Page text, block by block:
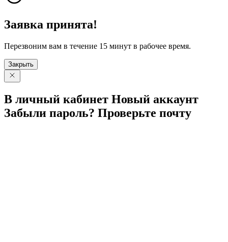
Заявка принята!
Перезвоним вам в течение 15 минут в рабочее время.
Закрыть
В личный кабинет Новый аккаунт
Забыли пароль? Проверьте почту